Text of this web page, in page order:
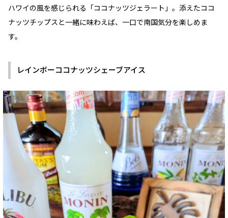
ハワイの風を感じられる「ココナッツジェラート」。添えたココ
ナッツチップスと一緒に味わえば、一口で南国気分を楽しめま
す。
レインボーココナッツシェーブアイス